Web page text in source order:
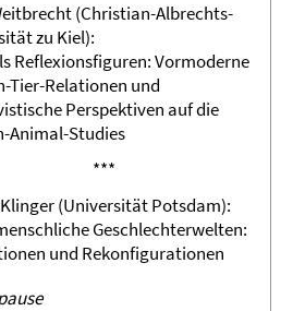
(Christian-Albrechts-
zu Kiel):
Reflexionsfiguren: Vormoderne
Tier-Relationen und
Perspektiven auf die
Animal-Studies
***
(Universität Potsdam):
Geschlechterwelten:
und Rekonfigurationen